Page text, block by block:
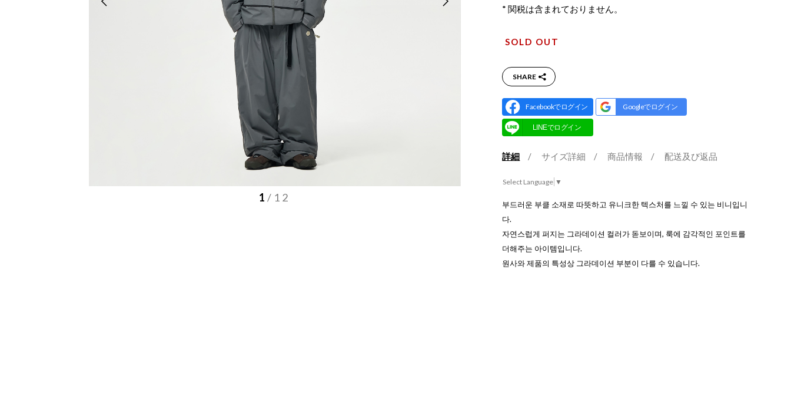
1/12
* 関税は含まれておりません。
SOLD OUT
SHARE
Facebookでログイン Googleでログイン
詳細 / サイズ詳細 / 商品情報 / 配送及び返品
Select Language ▼
부드러운 부클 소재로 따뜻하고 유니크한 텍스처를 느낄 수 있는 비니입니
다.
자연스럽게 퍼지는 그라데이션 컬러가 돋보이며, 룩에 감각적인 포인트를
더해주는 아이템입니다.
원사와 제품의 특성상 그라데이션 부분이 다를 수 있습니다.